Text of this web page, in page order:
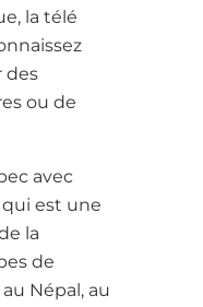
la télé
des
ou de
avec
est une
la
de
Népal, au